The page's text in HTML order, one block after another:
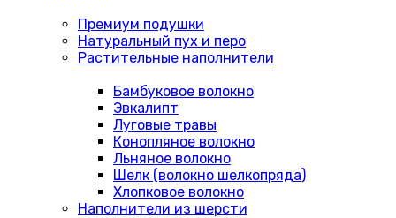
Премиум подушки
Натуральный пух и перо
Растительные наполнители
Бамбуковое волокно
Эвкалипт
Луговые травы
Конопляное волокно
Льняное волокно
Шелк (волокно шелкопряда)
Хлопковое волокно
Наполнители из шерсти